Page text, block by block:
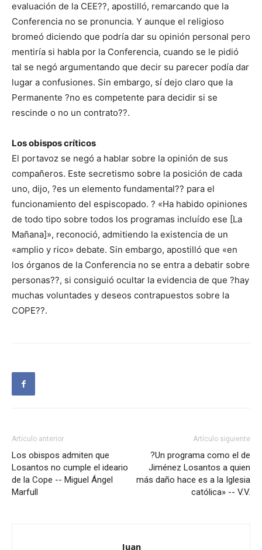
evaluación de la CEE??, apostilló, remarcando que la
Conferencia no se pronuncia. Y aunque el religioso
bromeó diciendo que podría dar su opinión personal pero
mentiría si habla por la Conferencia, cuando se le pidió
tal se negó argumentando que decir su parecer podía dar
lugar a confusiones. Sin embargo, sí dejo claro que la
Permanente ?no es competente para decidir si se
rescinde o no un contrato??.
Los obispos críticos
El portavoz se negó a hablar sobre la opinión de sus
compañeros. Este secretismo sobre la posición de cada
uno, dijo, ?es un elemento fundamental?? para el
funcionamiento del espiscopado. ? «Ha habido opiniones
de todo tipo sobre todos los programas incluído ese [La
Mañana]», reconoció, admitiendo la existencia de un
«amplio y rico» debate. Sin embargo, apostilló que «en
los órganos de la Conferencia no se entra a debatir sobre
personas??, si consiguió ocultar la evidencia de que ?hay
muchas voluntades y deseos contrapuestos sobre la
COPE??.
Artículo anterior
Los obispos admiten que
Losantos no cumple el ideario
de la Cope -- Miguel Ángel
Marfull
Artículo siguiente
?Un programa como el de
Jiménez Losantos a quien
más daño hace es a la Iglesia
católica» -- V.V.
Juan